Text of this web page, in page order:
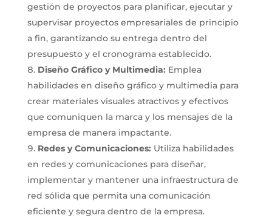
gestión de proyectos para planificar, ejecutar y
supervisar proyectos empresariales de principio
a fin, garantizando su entrega dentro del
presupuesto y el cronograma establecido.
Diseño Gráfico y Multimedia: Emplea
habilidades en diseño gráfico y multimedia para
crear materiales visuales atractivos y efectivos
que comuniquen la marca y los mensajes de la
empresa de manera impactante.
Redes y Comunicaciones: Utiliza habilidades
en redes y comunicaciones para diseñar,
implementar y mantener una infraestructura de
red sólida que permita una comunicación
eficiente y segura dentro de la empresa.